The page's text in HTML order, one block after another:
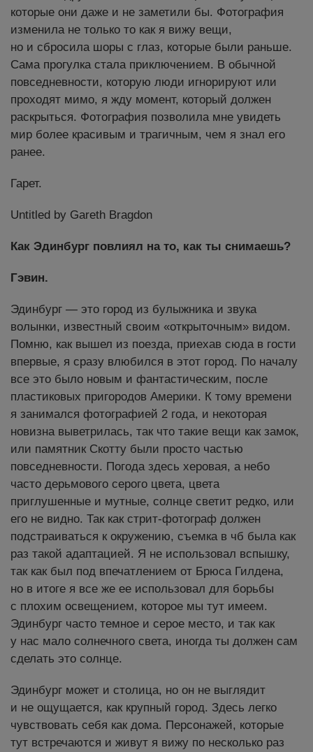
которые они даже и не заметили бы. Фотография
изменила не только то как я вижу вещи,
но и сбросила шоры с глаз, которые были раньше.
Сама прогулка стала приключением. В обычной
повседневности, которую люди игнорируют или
проходят мимо, я жду момент, который должен
раскрыться. Фотография позволила мне увидеть
мир более красивым и трагичным, чем я знал его
ранее.
Гарет.
Untitled by Gareth Bragdon
Как Эдинбург повлиял на то, как ты снимаешь?
Гэвин.
Эдинбург — это город из булыжника и звука
волынки, известный своим «открыточным» видом.
Помню, как вышел из поезда, приехав сюда в гости
впервые, я сразу влюбился в этот город. По началу
все это было новым и фантастическим, после
пластиковых пригородов Америки. К тому времени
я занимался фотографией 2 года, и некоторая
новизна выветрилась, так что такие вещи как замок,
или памятник Скотту были просто частью
повседневности. Погода здесь херовая, а небо
часто дерьмового серого цвета, цвета
приглушенные и мутные, солнце светит редко, или
его не видно. Так как стрит-фотограф должен
подстраиваться к окружению, съемка в чб была как
раз такой адаптацией. Я не использовал вспышку,
так как был под впечатлением от Брюса Гилдена,
но в итоге я все же ее использовал для борьбы
с плохим освещением, которое мы тут имеем.
Эдинбург часто темное и серое место, и так как
у нас мало солнечного света, иногда ты должен сам
сделать это солнце.
Эдинбург может и столица, но он не выглядит
и не ощущается, как крупный город. Здесь легко
чувствовать себя как дома. Персонажей, которые
тут встречаются и живут я вижу по несколько раз